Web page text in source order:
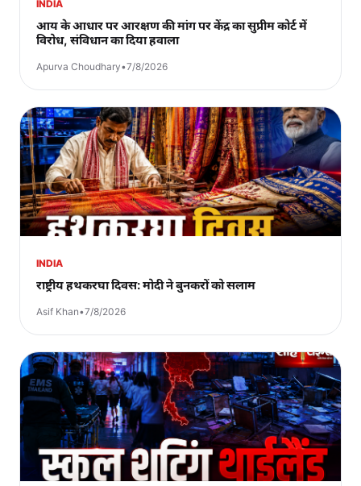
INDIA
आय के आधार पर आरक्षण की मांग पर केंद्र का सुप्रीम कोर्ट में
विरोध, संविधान का दिया हवाला
Apurva Choudhary•7/8/2026
INDIA
राष्ट्रीय हथकरघा दिवस: मोदी ने बुनकरों को सलाम
Asif Khan•7/8/2026